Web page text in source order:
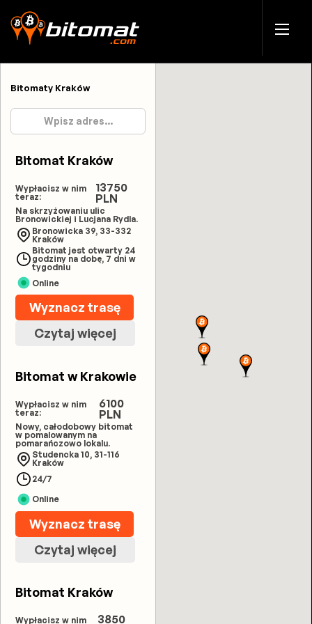
Bitomaty Kraków
Bitomat Kraków
Wypłacisz w nim
teraz:
13750
PLN
Na skrzyżowaniu ulic
Bronowickiej i Lucjana Rydla.
Bronowicka 39, 33-332
Kraków
Bitomat jest otwarty 24
godziny na dobę, 7 dni w
tygodniu
Online
Wyznacz trasę
Czytaj więcej
Bitomat w Krakowie
Wypłacisz w nim
teraz:
6100
PLN
Nowy, całodobowy bitomat
w pomalowanym na
pomarańczowo lokalu.
Studencka 10, 31-116
Kraków
24/7
Online
Wyznacz trasę
Czytaj więcej
Bitomat Kraków
Wypłacisz w nim
3850